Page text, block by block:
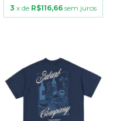
3 x de R$116,66 sem juros